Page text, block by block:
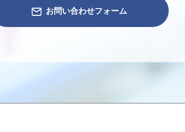
お問い合わせフォーム